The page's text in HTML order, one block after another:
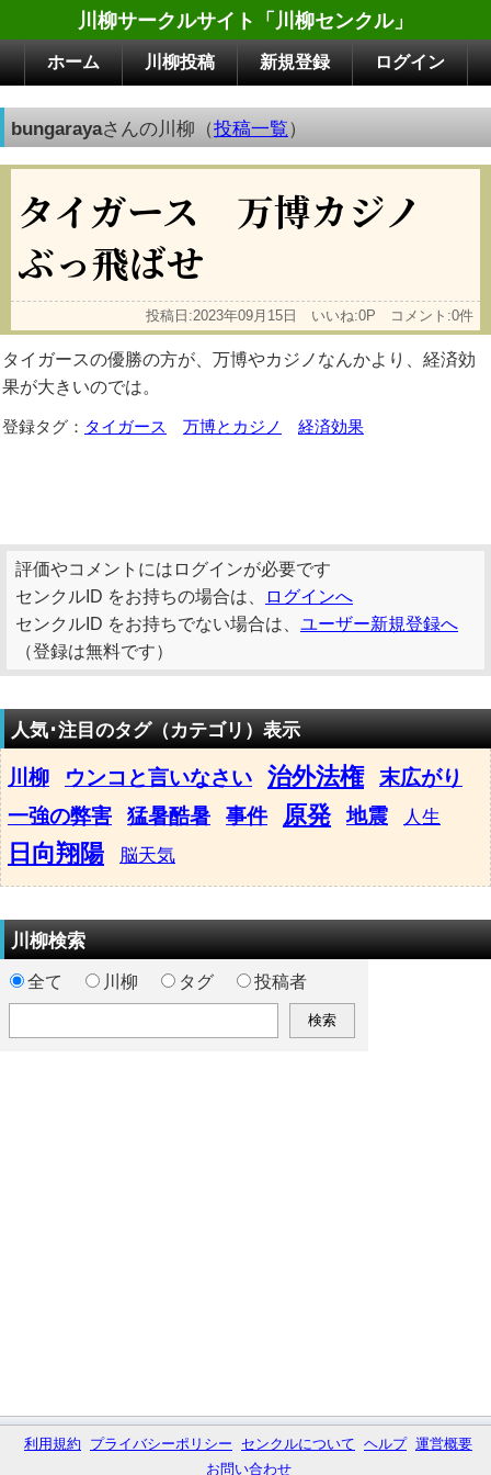
川柳サークルサイト「川柳センクル」
ホーム 川柳投稿 新規登録 ログイン
bungarayaさんの川柳（投稿一覧）
タイガース 万博カジノ
ぶっ飛ばせ
投稿日:2023年09月15日 いいね:0P コメント:0件
タイガースの優勝の方が、万博やカジノなんかより、経済効
果が大きいのでは。
登録タグ： タイガース 万博とカジノ 経済効果
評価やコメントにはログインが必要です
センクルID をお持ちの場合は、
ログインへ
センクルID をお持ちでない場合は、 ユーザー新規登録へ
（登録は無料です）
人気･注目のタグ（カテゴリ）表示
川柳 ウンコと言いなさい 治外法権
末広がり
一強の弊害
猛暑酷暑 事件 原発 地震 人生
日向翔陽 脳天気
川柳検索
全て 川柳 タグ 投稿者
利用規約 プライバシーポリシー センクルについて ヘルプ 運営概要
お問い合わせ